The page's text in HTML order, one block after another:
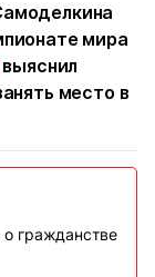
мира
выяснил
место в
гражданстве